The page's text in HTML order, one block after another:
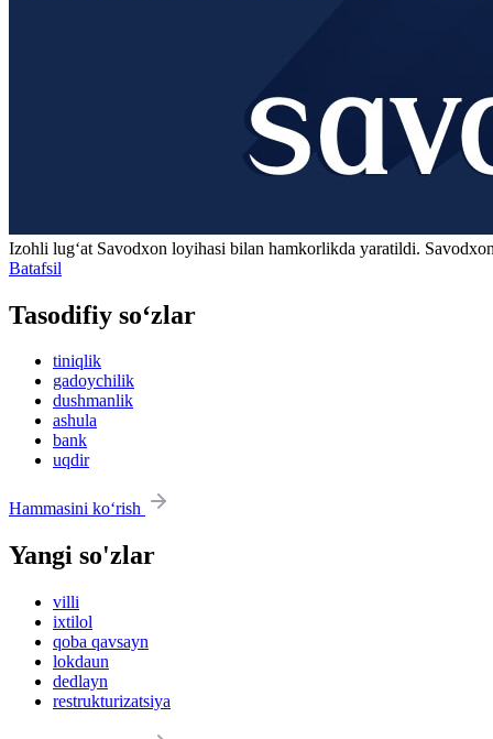
Izohli lugʻat Savodxon loyihasi bilan hamkorlikda yaratildi.
Batafsil
Tasodifiy so‘zlar
tiniqlik
gadoychilik
dushmanlik
ashula
bank
uqdir
Hammasini ko‘rish
Yangi so'zlar
villi
ixtilol
qoba qavsayn
lokdaun
dedlayn
restrukturizatsiya